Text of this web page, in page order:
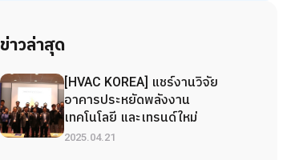
ข่าวล่าสุด
[HVAC KOREA] แชร์งานวิจัย
อาคารประหยัดพลังงาน
เทคโนโลยี และเทรนด์ใหม่
2025.04.21